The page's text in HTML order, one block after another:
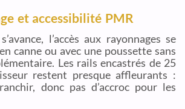
et accessibilité PMR
l’accès aux rayonnages se
canne ou avec une poussette sans
Les rails encastrés de 25
restent presque affleurants :
donc pas d’accroc pour les